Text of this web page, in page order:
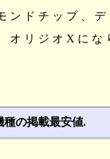
ンドチップ、
オリジオXにな
種の掲載最安値.